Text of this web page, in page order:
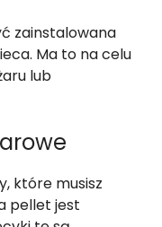
zainstalowana
Ma to na celu
lub
które musisz
pellet jest